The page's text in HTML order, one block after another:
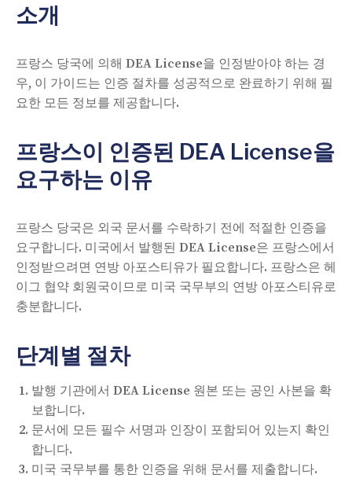
소개
프랑스 당국에 의해 DEA License을 인정받아야 하는 경
우, 이 가이드는 인증 절차를 성공적으로 완료하기 위해 필
요한 모든 정보를 제공합니다.
프랑스이 인증된 DEA License을
요구하는 이유
프랑스 당국은 외국 문서를 수락하기 전에 적절한 인증을
요구합니다. 미국에서 발행된 DEA License은 프랑스에서
인정받으려면 연방 아포스티유가 필요합니다. 프랑스은 헤
이그 협약 회원국이므로 미국 국무부의 연방 아포스티유로
충분합니다.
단계별 절차
발행 기관에서 DEA License 원본 또는 공인 사본을 확
보합니다.
문서에 모든 필수 서명과 인장이 포함되어 있는지 확인
합니다.
미국 국무부를 통한 인증을 위해 문서를 제출합니다.